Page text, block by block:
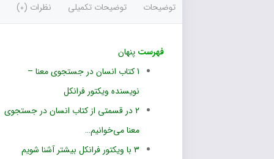
توضیحات توضیحات تکمیلی نظرات (0)
پنهان
کتاب انسان در جستجوی معنا –
نویسنده ویکتور فرانکل
در قسمتی از کتاب انسان در جستجوی
معنا می‌خوانیم…
با ویکتور فرانکل بیشتر آشنا شویم